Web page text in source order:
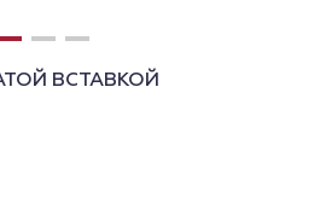
ВСТАВКОЙ